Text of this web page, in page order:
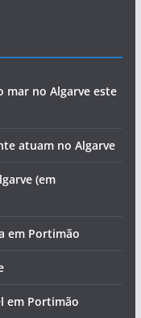
mar no Algarve este
atuam no Algarve
(em
em Portimão
em Portimão